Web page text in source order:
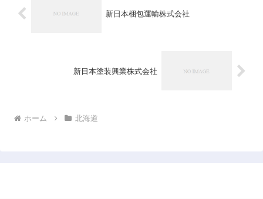
新日本梱包運輸株式会社
新日本塗装興業株式会社
ホーム 北海道